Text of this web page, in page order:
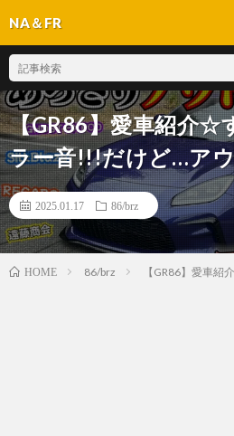
NA＆FR
【GR86】愛車紹介☆
ラー音!!!だけど…ア
2025.01.17 86/brz
HOME 86/brz 【GR86】愛車